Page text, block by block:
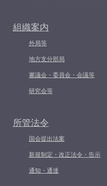
組織案内
外局等
地方支分部局
審議会・委員会・会議等
研究会等
所管法令
国会提出法案
新規制定・改正法令・告示
通知・通達